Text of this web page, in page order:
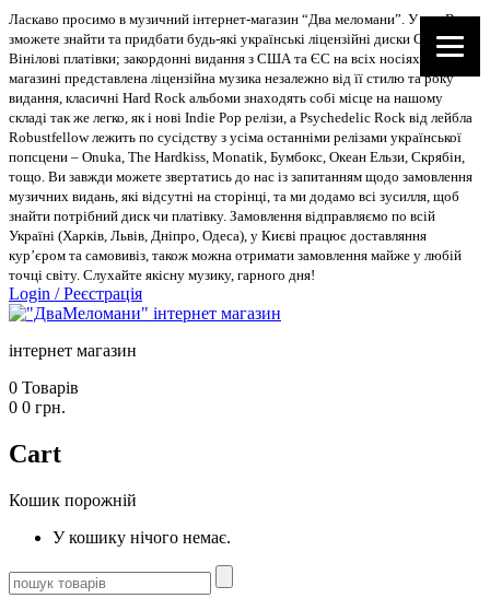
Ласкаво просимо в музичний інтернет-магазин “Два меломани”. У нас Ви
зможете знайти та придбати будь-які українські ліцензійні диски CD, DVD,
Вінілові платівки; закордонні видання з США та ЄС на всіх носіях. В
магазині представлена ліцензійна музика незалежно від її стилю та року
видання, класичні Hard Rock альбоми знаходять собі місце на нашому
складі так же легко, як і нові Indie Pop релізи, а Psychedelic Rock від лейбла
Robustfellow лежить по сусідству з усіма останніми релізами української
попсцени – Onuka, The Hardkiss, Monatik, Бумбокс, Океан Ельзи, Скрябін,
тощо. Ви завжди можете звертатись до нас із запитанням щодо замовлення
музичних видань, які відсутні на сторінці, та ми додамо всі зусилля, щоб
знайти потрібний диск чи платівку. Замовлення відправляємо по всій
Україні (Харків, Львів, Дніпро, Одеса), у Києві працює доставляння
кур’єром та самовивіз, також можна отримати замовлення майже у любій
точці світу. Слухайте якісну музику, гарного дня!
Login /Реєстрація
інтернет магазин
0 Товарів
0 0 грн.
Cart
Кошик порожній
У кошику нічого немає.